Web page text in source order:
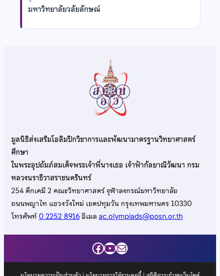
มหาวิทยาลัยวลัยลักษณ์
มูลนิธิส่งเสริมโอลิมปิกวิชาการและพัฒนามาตรฐานวิทยาศาสตร์
ศึกษา
ในพระอุปถัมภ์สมเด็จพระเจ้าพี่นางเธอ เจ้าฟ้ากัลยาณิวัฒนา กรม
หลวงนราธิวาสราชนครินทร์
254 ตึกเคมี 2 คณะวิทยาศาสตร์ จุฬาลงกรณ์มหาวิทยาลัย
ถนนพญาไท แขวงวังใหม่ เขตปทุมวัน กรุงเทพมหานคร 10330
โทรศัพท์0 2252 8916อีเมลac.olympiads@posn.or.th
Facebook
YouTube
Mail